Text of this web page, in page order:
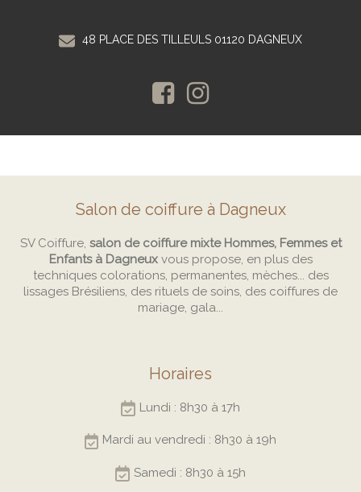
48 PLACE DES TILLEULS 01120 DAGNEUX
Salon de coiffure à Dagneux
SV Coiffure, salon de coiffure mixte Hommes, Femmes et
Enfants à Dagneuxvous propose, en plus des
techniques colorations, permanentes, mèches... des
lissages Brésiliens, des rituels de soins, des coiffures de
mariage, gala...
Horaires
Lundi : 8h30 à 17h
Mardi au vendredi : 8h30 à 19h
Samedi : 8h30 à 15h